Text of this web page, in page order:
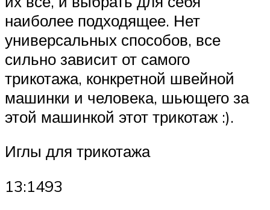
наиболее подходящее. Нет
универсальных способов, все
сильно зависит от самого
трикотажа, конкретной швейной
машинки и человека, шьющего за
этой машинкой этот трикотаж :).
Иглы для трикотажа
13:1493